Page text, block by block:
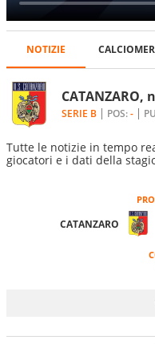
CATANZARO,
Tutte le notizie in tempo
giocatori e i dati della
SERIE B POS:-
NOTIZIE
CATANZARO